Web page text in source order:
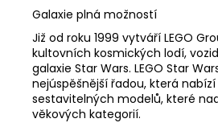
Galaxie plná možností
Již od roku 1999 vytváří LEGO
kultovních kosmických lodí,
galaxie Star Wars. LEGO Star
nejúspěšnější řadou, která
sestavitelných modelů, které
věkových kategorií.